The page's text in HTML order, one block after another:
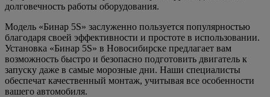
долговечность работы оборудования.
Модель «Бинар 5S» заслуженно пользуется популярностью
благодаря своей эффективности и простоте в использовании.
Установка «Бинар 5S» в Новосибирске предлагает вам
возможность быстро и безопасно подготовить двигатель к
запуску даже в самые морозные дни. Наши специалисты
обеспечат качественный монтаж, учитывая все особенности
вашего автомобиля.